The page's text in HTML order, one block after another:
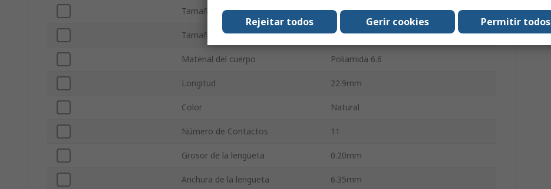
Tamaño de cable mínimo AWG 26AWG
Tamaño de cable máximo AWG 10AWG
Material del cuerpo Poliamida 6.6
Longitud 22.9mm
Color Natural
Número de Contactos 11
Grosor de la lengüeta 0.20mm
Anchura de la lengüeta 6.35mm
Permitir todos
Gerir cookies
Rejeitar todos